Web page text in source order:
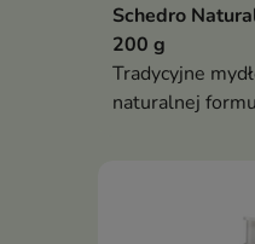
Schedro
200 g
Tradycyjne
naturalnej